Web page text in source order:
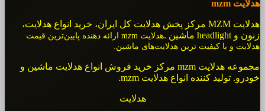
هدلایت mzm
هدلایت MZM مرکز پخش هدلایت کل ایران، خرید انواع هدلایت،
زنون و headlight ماشین .
هدلایت mzm ارائه دهنده پایین‌ترین قیمت
هدلایت و با کیفیت ترین هدلایت‌های ماشین.
مجموعه هدلایت mzm مرکز خرید فروش انواع هدلایت ماشین و
خودرو. تولید کننده انواع هدلایت mzm.
هدلایت